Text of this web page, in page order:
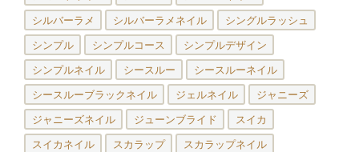
シルバーラメ シルバーラメネイル シングルラッシュ
シンプル シンプルコース シンプルデザイン
シンプルネイル シースルー シースルーネイル
シースルーブラックネイル ジェルネイル ジャニーズ
ジャニーズネイル ジューンブライド スイカ
スイカネイル スカラップ スカラップネイル